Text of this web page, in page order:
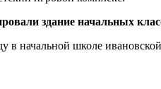
в начальной школе